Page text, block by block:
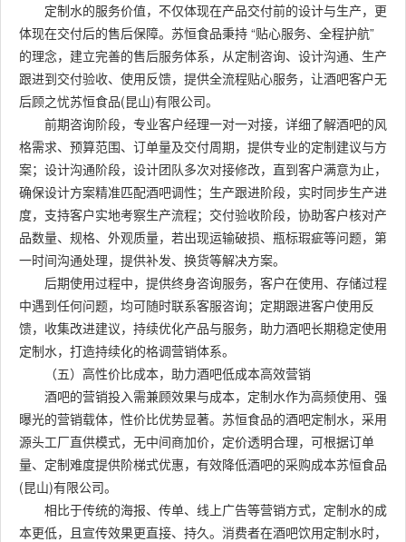
定制水的服务价值，不仅体现在产品交付前的设计与生产，更
体现在交付后的售后保障。苏恒食品秉持 “贴心服务、全程护航”
的理念，建立完善的售后服务体系，从定制咨询、设计沟通、生产
跟进到交付验收、使用反馈，提供全流程贴心服务，让酒吧客户无
后顾之忧苏恒食品(昆山)有限公司。
前期咨询阶段，专业客户经理一对一对接，详细了解酒吧的风
格需求、预算范围、订单量及交付周期，提供专业的定制建议与方
案；设计沟通阶段，设计团队多次对接修改，直到客户满意为止，
确保设计方案精准匹配酒吧调性；生产跟进阶段，实时同步生产进
度，支持客户实地考察生产流程；交付验收阶段，协助客户核对产
品数量、规格、外观质量，若出现运输破损、瓶标瑕疵等问题，第
一时间沟通处理，提供补发、换货等解决方案。
后期使用过程中，提供终身咨询服务，客户在使用、存储过程
中遇到任何问题，均可随时联系客服咨询；定期跟进客户使用反
馈，收集改进建议，持续优化产品与服务，助力酒吧长期稳定使用
定制水，打造持续化的格调营销体系。
（五）高性价比成本，助力酒吧低成本高效营销
酒吧的营销投入需兼顾效果与成本，定制水作为高频使用、强
曝光的营销载体，性价比优势显著。苏恒食品的酒吧定制水，采用
源头工厂直供模式，无中间商加价，定价透明合理，可根据订单
量、定制难度提供阶梯式优惠，有效降低酒吧的采购成本苏恒食品
(昆山)有限公司。
相比于传统的海报、传单、线上广告等营销方式，定制水的成
本更低，且宣传效果更直接、持久。消费者在酒吧饮用定制水时，